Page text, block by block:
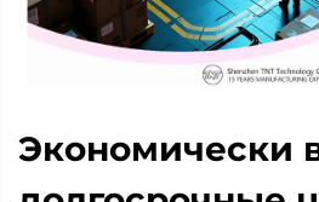
Экономически